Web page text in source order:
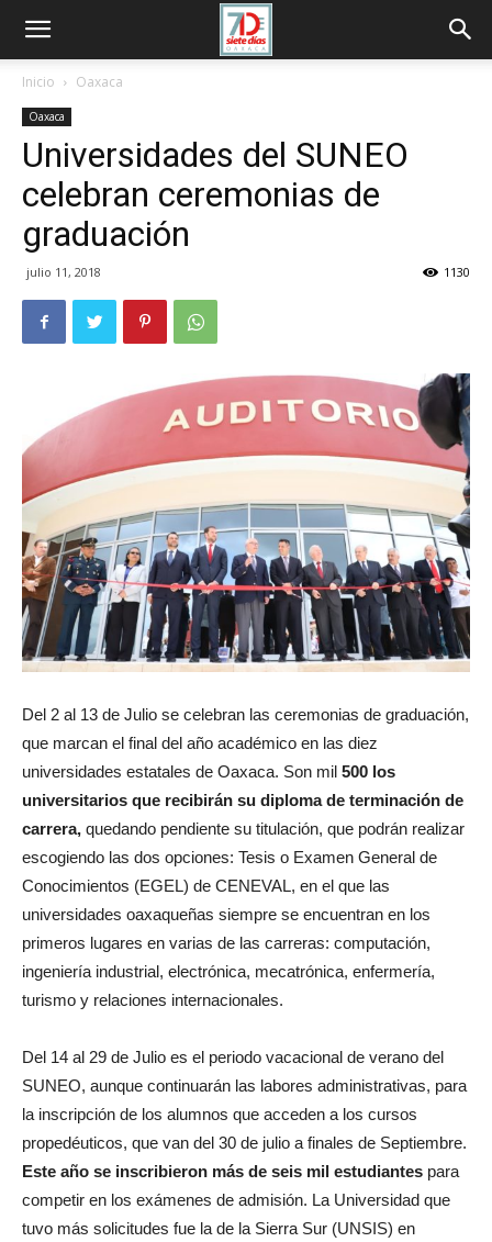
Inicio Oaxaca
Oaxaca
Universidades del SUNEO
celebran ceremonias de
graduación
julio 11, 2018 1130
Del 2 al 13 de Julio se celebran las ceremonias de graduación,
que marcan el final del año académico en las diez
universidades estatales de Oaxaca. Son mil 500 los
universitarios que recibirán su diploma de terminación de
carrera, quedando pendiente su titulación, que podrán realizar
escogiendo las dos opciones: Tesis o Examen General de
Conocimientos (EGEL) de CENEVAL, en el que las
universidades oaxaqueñas siempre se encuentran en los
primeros lugares en varias de las carreras: computación,
ingeniería industrial, electrónica, mecatrónica, enfermería,
turismo y relaciones internacionales.
Del 14 al 29 de Julio es el periodo vacacional de verano del
SUNEO, aunque continuarán las labores administrativas, para
la inscripción de los alumnos que acceden a los cursos
propedéuticos, que van del 30 de julio a finales de Septiembre.
Este año se inscribieron más de seis mil estudiantes para
competir en los exámenes de admisión. La Universidad que
tuvo más solicitudes fue la de la Sierra Sur (UNSIS) en